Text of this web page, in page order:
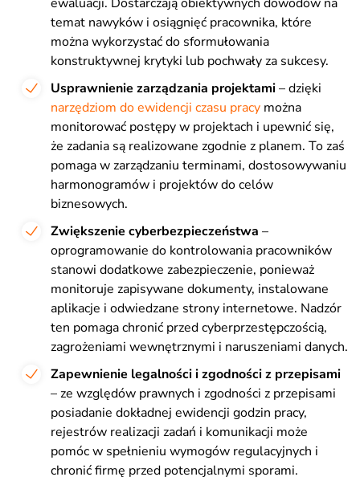
temat nawyków i osiągnięć pracownika, które
można wykorzystać do sformułowania
konstruktywnej krytyki lub pochwały za sukcesy.
Usprawnienie zarządzania projektami– dzięki
narzędziom do ewidencji czasu pracy można
monitorować postępy w projektach i upewnić się,
że zadania są realizowane zgodnie z planem. To zaś
pomaga w zarządzaniu terminami, dostosowywaniu
harmonogramów i projektów do celów
biznesowych.
Zwiększenie cyberbezpieczeństwa –
oprogramowanie do kontrolowania pracowników
stanowi dodatkowe zabezpieczenie, ponieważ
monitoruje zapisywane dokumenty, instalowane
aplikacje i odwiedzane strony internetowe. Nadzór
ten pomaga chronić przed cyberprzestępczością,
zagrożeniami wewnętrznymi i naruszeniami danych.
Zapewnienie legalności i zgodności z przepisami
– ze względów prawnych i zgodności z przepisami
posiadanie dokładnej ewidencji godzin pracy,
rejestrów realizacji zadań i komunikacji może
pomóc w spełnieniu wymogów regulacyjnych i
chronić firmę przed potencjalnymi sporami.